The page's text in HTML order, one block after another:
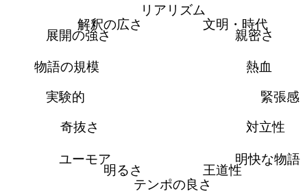
リアリズム
文明・時代
親密さ
熱血
緊張感
対立性
明快な物語
王道性
テンポの良さ
明るさ
ユーモア
奇抜さ
実験的
物語の規模
展開の強さ
解釈の広さ